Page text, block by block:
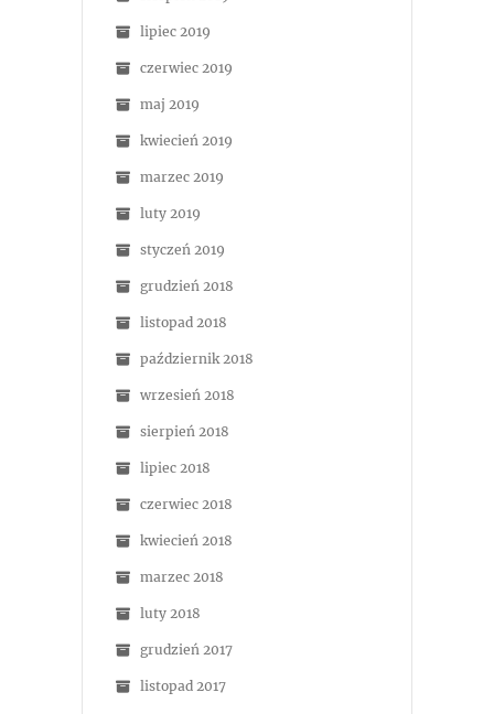
lipiec 2019
czerwiec 2019
maj 2019
kwiecień 2019
marzec 2019
luty 2019
styczeń 2019
grudzień 2018
listopad 2018
październik 2018
wrzesień 2018
sierpień 2018
lipiec 2018
czerwiec 2018
kwiecień 2018
marzec 2018
luty 2018
grudzień 2017
listopad 2017